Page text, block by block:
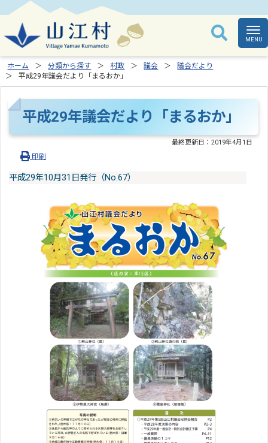
ホーム 分類から探す 村政 議会
議会だより
平成29年議会だより「まるおか」
平成29年議会だより「まるおか」
最終更新日：2019年4月1日
印刷
平成29年10月31日発行（No.67）